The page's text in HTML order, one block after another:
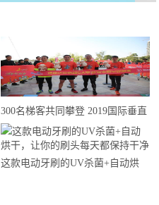
300名梯客共同攀登 2019国际垂直
马拉松超级精英赛顺德海骏达中心
站欢乐开跑
这款电动牙刷的UV杀菌+自动烘